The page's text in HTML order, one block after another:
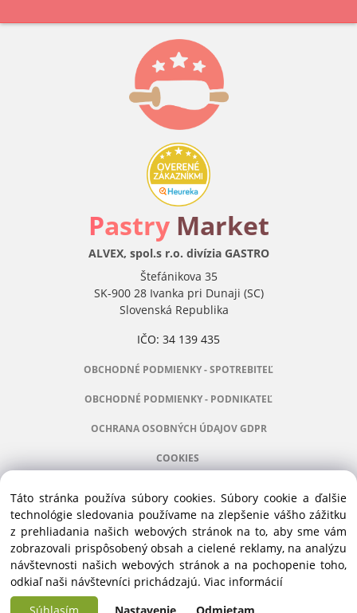
Pastry Market
ALVEX, spol.s r.o. divízia GASTRO
Štefánikova 35
SK-900 28 Ivanka pri Dunaji (SC)
Slovenská Republika
IČO: 34 139 435
OBCHODNÉ PODMIENKY - SPOTREBITEĽ
OBCHODNÉ PODMIENKY - PODNIKATEĽ
OCHRANA OSOBNÝCH ÚDAJOV GDPR
COOKIES
Manažér:+421 911 031 991
Príslušenstvo:+421 910 121 005
Stroje:+421 903 404 067
Servis:+421 903 404 047
Táto stránka používa súbory cookies. Súbory cookie a ďalšie
technológie sledovania používame na zlepšenie vášho zážitku
z prehliadania našich webových stránok na to, aby sme vám
zobrazovali prispôsobený obsah a cielené reklamy, na analýzu
návštevnosti našich webových stránok a na pochopenie toho,
odkiaľ naši návštevníci prichádzajú. Viac informácií
Súhlasím
Nastavenie Odmietam